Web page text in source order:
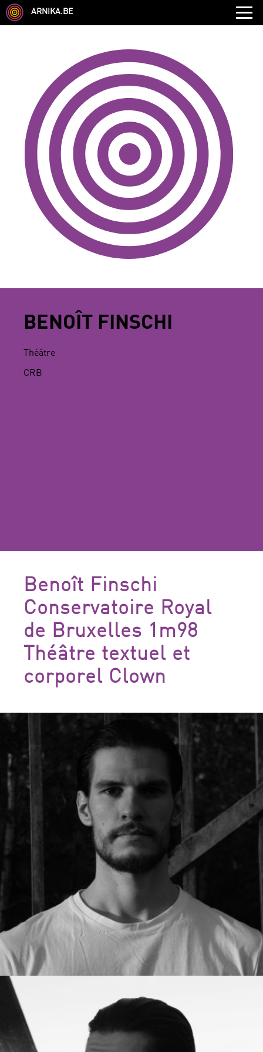
ARNIKA.BE
AUTRE COMPÉTENCE TYPE
LANGUES PARLÉES ÉCOLE
CHEVEUX TAILLE
CORPULENCE ANNÉE DE NAISSANCE
ANNULER LES FILTRES
BENOÎT FINSCHI
Théâtre
CRB
Benoît Finschi
Conservatoire Royal
de Bruxelles 1m98
Théâtre textuel et
corporel Clown